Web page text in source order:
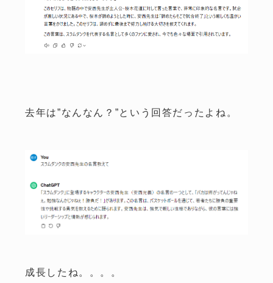
去年は”なんなん？”という回答だったよね。
成長したね。。。。